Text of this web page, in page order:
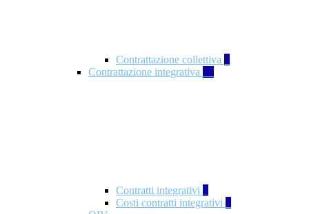
Contrattazione collettiva 2
Contrattazione integrativa 10
Contratti integrativi 3
Costi contratti integrativi 1